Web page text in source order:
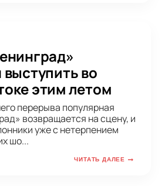
выступить во
этим летом
перерыва популярная
возвращается на сцену, и
уже с нетерпением
шо...
ЧИТАТЬ ДАЛЕЕ